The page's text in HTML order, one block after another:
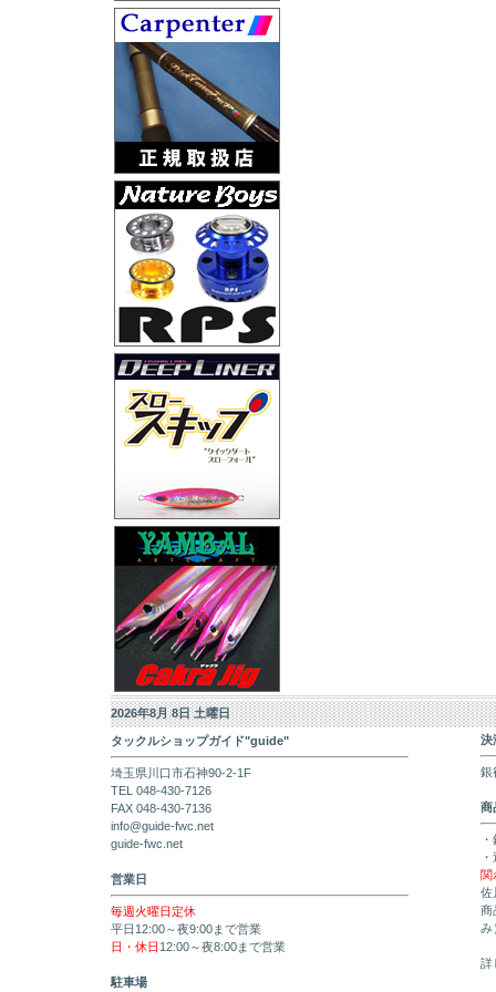
2026年8月 8日 土曜日
タックルショップガイド"guide"
埼玉県川口市石神90-2-1F
TEL 048-430-7126
FAX 048-430-7136
info@guide-fwc.net
guide-fwc.net
営業日
毎週火曜日定休
平日12:00～夜9:00まで営業
日・休日 12:00～夜8:00まで営業
駐車場
決
銀
商
関
佐
商
み
詳